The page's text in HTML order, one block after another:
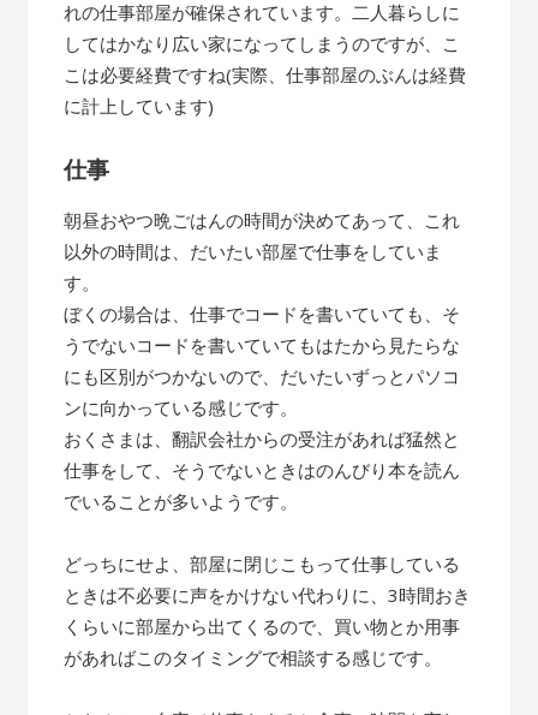
れの仕事部屋が確保されています。二人暮らしに
してはかなり広い家になってしまうのですが、こ
こは必要経費ですね(実際、仕事部屋のぶんは経費
に計上しています)
仕事
朝昼おやつ晩ごはんの時間が決めてあって、これ
以外の時間は、だいたい部屋で仕事をしていま
す。
ぼくの場合は、仕事でコードを書いていても、そ
うでないコードを書いていてもはたから見たらな
にも区別がつかないので、だいたいずっとパソコ
ンに向かっている感じです。
おくさまは、翻訳会社からの受注があれば猛然と
仕事をして、そうでないときはのんびり本を読ん
でいることが多いようです。
どっちにせよ、部屋に閉じこもって仕事している
ときは不必要に声をかけない代わりに、3時間おき
くらいに部屋から出てくるので、買い物とか用事
があればこのタイミングで相談する感じです。